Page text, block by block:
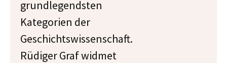
grundlegendsten
Kategorien der
Geschichtswissenschaft.
Rüdiger Graf widmet